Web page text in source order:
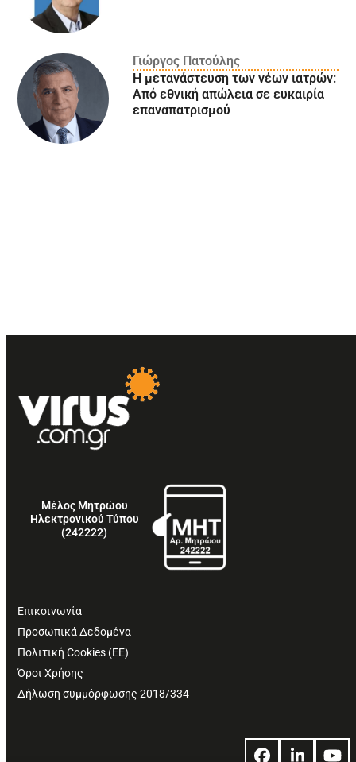
Γιώργος Πατούλης
Η μετανάστευση των νέων ιατρών:
Aπό εθνική απώλεια σε ευκαιρία
επαναπατρισμού
Μέλος Μητρώου
Ηλεκτρονικού Τύπου
(242222)
Επικοινωνία
Προσωπικά Δεδομένα
Πολιτική Cookies (ΕΕ)
Όροι Χρήσης
Δήλωση συμμόρφωσης 2018/334